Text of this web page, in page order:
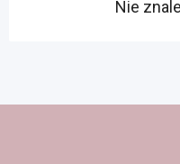
Nie